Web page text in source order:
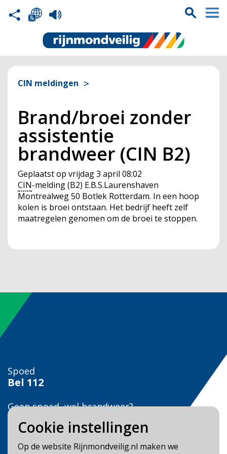
Cookie instellingen
Op de website Rijnmondveilig.nl maken we
CIN meldingen
Brand/broei zonder
assistentie
brandweer (CIN B2)
Geplaatst op vrijdag 3 april 08:02
CIN-melding (B2) E.B.S.Laurenshaven
Montrealweg 50 Botlek Rotterdam. In een hoop
kolen is broei ontstaan. Het bedrijf heeft zelf
maatregelen genomen om de broei te stoppen.
Spoed
Bel 112
Geen spoed, wel brandweer?
Bel
Veilig Leven?